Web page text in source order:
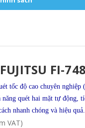
FI-
tốc độ cao chuyên
quét hai mặt tự động,
nhanh chóng và hiệu quả.
VAT)